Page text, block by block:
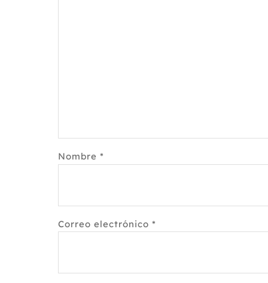
Nombre *
Correo electrónico *